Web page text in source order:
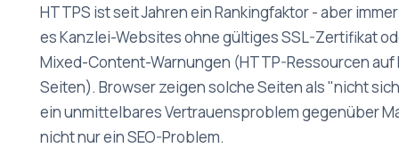
HTTPS ist seit Jahren ein Rankingfaktor - aber
es Kanzlei-Websites ohne gültiges SSL-Zertifikat
Mixed-Content-Warnungen (HTTP-Ressourcen auf
Seiten). Browser zeigen solche Seiten als "nicht
ein unmittelbares Vertrauensproblem gegenüber
nicht nur ein SEO-Problem.